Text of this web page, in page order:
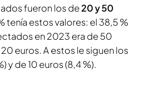
fueron los de 20 y 50
tenía estos valores: el 38,5 %
en 2023 era de 50
euros. A estos le siguen los
y de 10 euros (8,4 %).